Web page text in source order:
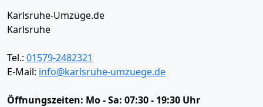
Karlsruhe-Umzüge.de
Karlsruhe
Tel.: 01579-2482321
E-Mail: info@karlsruhe-umzuege.de
Öffnungszeiten: Mo - Sa: 07:30 - 19:30 Uhr